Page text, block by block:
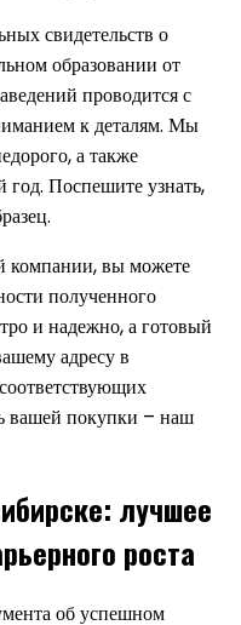
свидетельств о
образовании от
проводится с
к деталям. Мы
а также
год. Поспешите узнать,
компании, вы можете
полученного
и надежно, а готовый
адресу в
вашей покупки – наш
лучшее
роста
об успешном